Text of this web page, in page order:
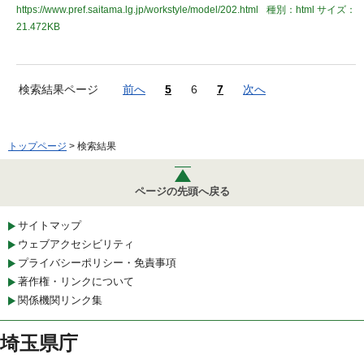
https://www.pref.saitama.lg.jp/workstyle/model/202.html
種別：html サイズ：
21.472KB
検索結果ページ 前へ 5 6 7 次へ
トップページ > 検索結果
ページの先頭へ戻る
サイトマップ
ウェブアクセシビリティ
プライバシーポリシー・免責事項
著作権・リンクについて
関係機関リンク集
埼玉県庁